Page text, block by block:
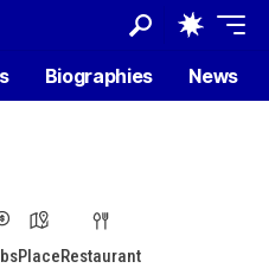
Biographies News
PlaceRestaurant